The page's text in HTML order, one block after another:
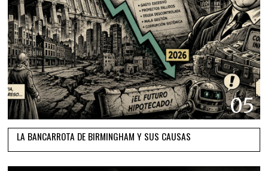
05
LA BANCARROTA DE BIRMINGHAM Y SUS CAUSAS